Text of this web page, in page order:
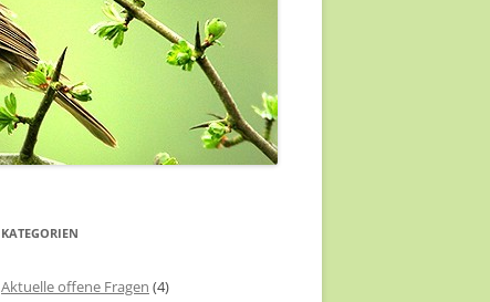
KATEGORIEN
Aktuelle offene Fragen (4)